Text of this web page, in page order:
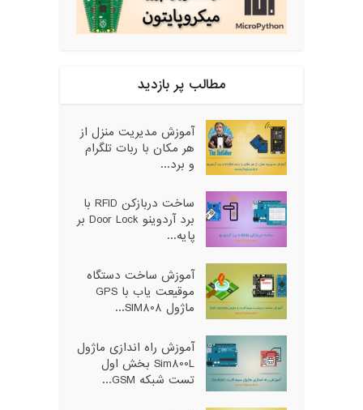
مطالب پر بازدید
آموزش مدیریت منزل از
هر مکان با ربات تلگرام
و برد...
ساخت دربازکن RFID با
برد آردوینو Door Lock بر
پایه...
آموزش ساخت دستگاه
موقیعت یاب با GPS
ماژول SIM808...
آموزش راه اندازی ماژول
Sim800L بخش اول
تست شبکه GSM...